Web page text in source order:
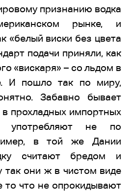
признанию водка
рынке, и
«белый виски без цвета
подачи приняли, как
«вискаря» – со льдом в
И пошло так по миру,
Забавно бывает
в прохладных импортных
употребляют не по
в той же Дании
считают бредом и
так они ж в чистом виде
то что не опрокидывают